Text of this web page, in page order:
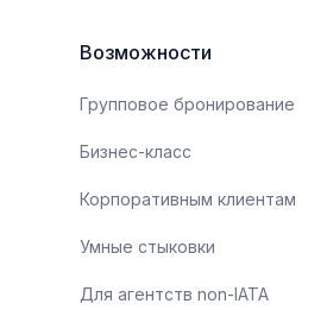
Возможности
Групповое бронирование
Бизнес-класс
Корпоративным клиентам
Умные стыковки
Для агентств non-IATA